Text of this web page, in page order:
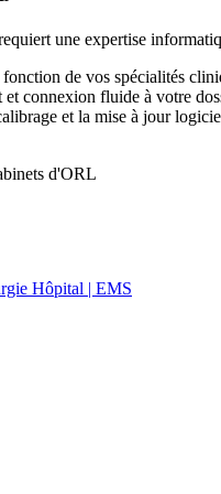
une expertise
de vos spécialités
connexion fluide à votre
et la mise à jour
d'ORL
Hôpital | EMS